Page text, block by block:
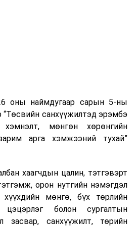
зээлд үйлчилдэг гадаадын
байна. Тухайлбал,
төвүүдийн орлогын 80 гаруй
бүрддэг бөгөөд тус улсын
эрсдэлд орж болзошгүйг
оны наймдугаар сарын 5-ны
“Төсвийн санхүүжилтэд эрэмбэ
мөнгөн хөрөнгийн
арга хэмжээний тухай”
хаагчдын цалин, тэтгэвэрт
орон нутгийн нэмэгдэл
хүүхдийн мөнгө, бүх төрлийн
цэцэрлэг болон сургалтын
засвар, санхүүжилт, төрийн